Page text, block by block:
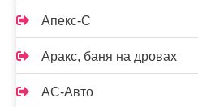
Апекс-С
Аракс, баня на дровах
АС-Авто